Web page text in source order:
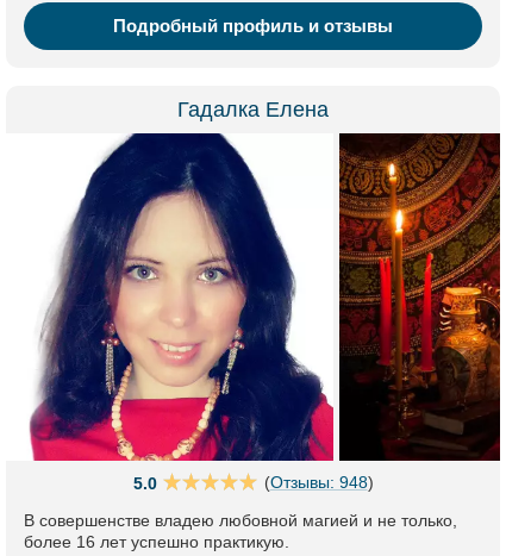
Подробный профиль и отзывы
Гадалка Елена
5.0 (Отзывы: 948)
В совершенстве владею любовной магией и не только,
более 16 лет успешно практикую.